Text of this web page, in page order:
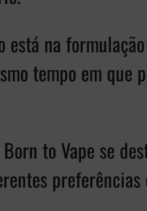
está na
tempo em que
to Vape se